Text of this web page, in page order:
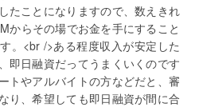
たことになりますので、数えきれ
からその場でお金を手にすること
。<br />ある程度収入が安定した
即日融資だってうまくいくのです
トやアルバイトの方などだと、審
り、希望しても即日融資が間に合